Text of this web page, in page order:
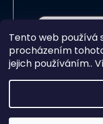
Tento web používá
procházením
jejich používáním..
Vložením e-mailu